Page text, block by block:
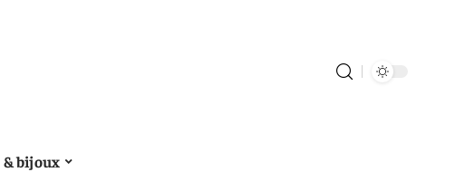
& bijoux